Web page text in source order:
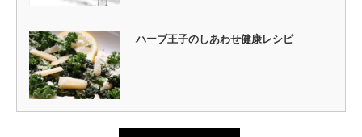
ハーブ王子のしあわせ健康レシピ